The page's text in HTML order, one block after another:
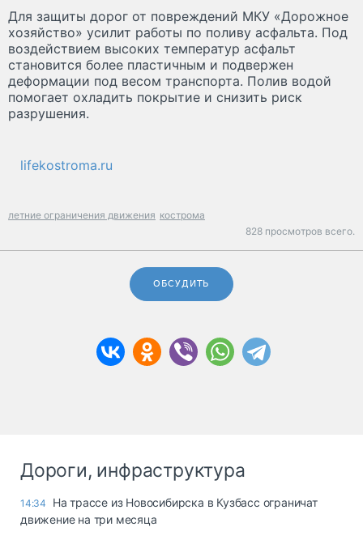
Для защиты дорог от повреждений МКУ «Дорожное
хозяйство» усилит работы по поливу асфальта. Под
воздействием высоких температур асфальт
становится более пластичным и подвержен
деформации под весом транспорта. Полив водой
помогает охладить покрытие и снизить риск
разрушения.
lifekostroma.ru
летние ограничения движения кострома
828 просмотров всего.
ОБСУДИТЬ
Дороги, инфраструктура
14:34
На трассе из Новосибирска в Кузбасс ограничат
движение на три месяца